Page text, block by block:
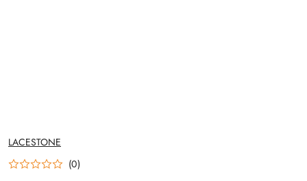
NAZWA
PRODUCENTA:
LACESTONE
(0)